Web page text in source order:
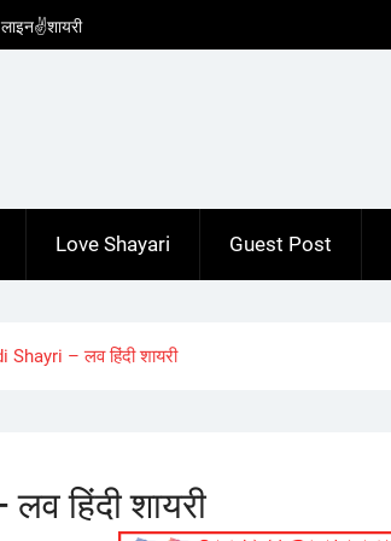
इन हिंदी
इन हिंदी
लाइन☝️शायरी इन
Love Shayari Guest Post
– लव हिंदी शायरी
हिंदी शायरी